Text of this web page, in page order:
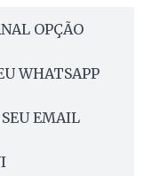
OPÇÃO
WHATSAPP
EMAIL